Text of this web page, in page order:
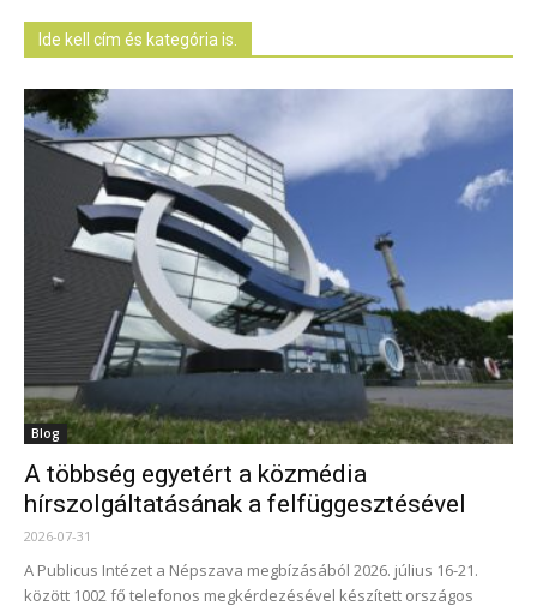
Ide kell cím és kategória is.
Blog
A többség egyetért a közmédia
hírszolgáltatásának a felfüggesztésével
2026-07-31
A Publicus Intézet a Népszava megbízásából 2026. július 16-21.
között 1002 fő telefonos megkérdezésével készített országos